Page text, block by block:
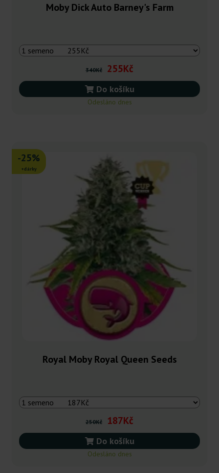
Moby Dick Auto Barney's Farm
340Kč 255Kč
Do košíku
Odesláno dnes
-25%
+dárky
Royal Moby Royal Queen Seeds
250Kč 187Kč
Do košíku
Odesláno dnes